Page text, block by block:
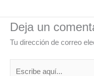
Deja un
Tu dirección de correo